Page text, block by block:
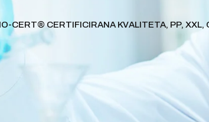
CERT® CERTIFICIRANA KVALITETA, PP,